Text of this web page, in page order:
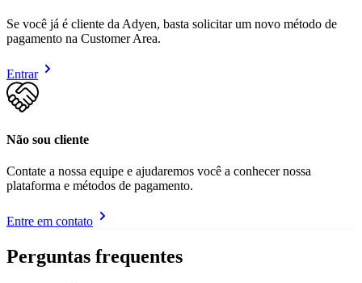
Se você já é cliente da Adyen, basta solicitar um novo método de
pagamento na Customer Area.
Entrar
Não sou cliente
Contate a nossa equipe e ajudaremos você a conhecer nossa
plataforma e métodos de pagamento.
Entre em contato
Perguntas frequentes